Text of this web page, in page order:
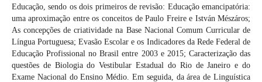
Educação, sendo os dois primeiros de revisão: Educação emancipatória:
uma aproximação entre os conceitos de Paulo Freire e István Mészáros;
As concepções de criatividade na Base Nacional Comum Curricular de
Língua Portuguesa; Evasão Escolar e os Indicadores da Rede Federal de
Educação Profissional no Brasil entre 2003 e 2015; Caracterização das
questões de Biologia do Vestibular Estadual do Rio de Janeiro e do
Exame Nacional do Ensino Médio. Em seguida, da área de Linguística